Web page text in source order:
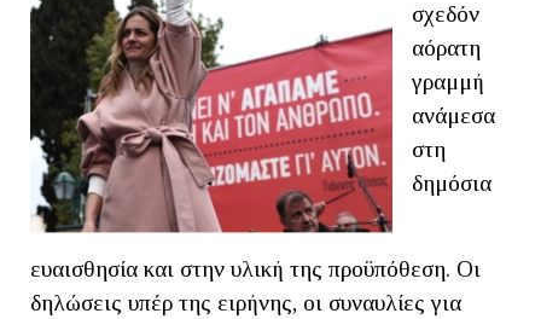
σχεδόν
αόρατη
γραμμή
ανάμεσα
στη
δημόσια
ευαισθησία και στην υλική της προϋπόθεση. Οι
δηλώσεις υπέρ της ειρήνης, οι συναυλίες για